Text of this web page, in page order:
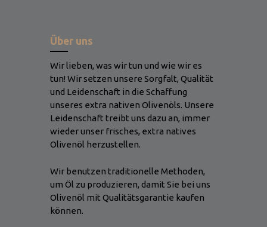
Über uns
Wir lieben, was wir tun und wie wir es
tun! Wir setzen unsere Sorgfalt, Qualität
und Leidenschaft in die Schaffung
unseres extra nativen Olivenöls. Unsere
Leidenschaft treibt uns dazu an, immer
wieder unser frisches, extra natives
Olivenöl herzustellen.
Wir benutzen traditionelle Methoden,
um Öl zu produzieren, damit Sie bei uns
Olivenöl mit Qualitätsgarantie kaufen
können.